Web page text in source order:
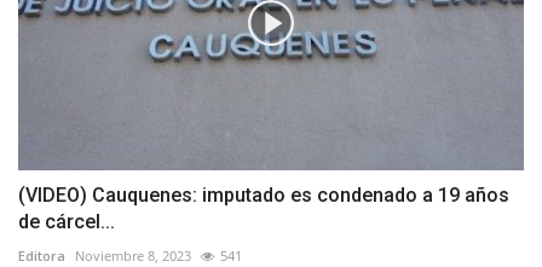
(VIDEO) Cauquenes: imputado es condenado a 19 años
de cárcel...
Editora Noviembre 8, 2023 541